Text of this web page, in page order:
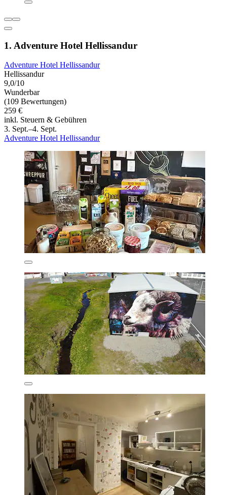
1. Adventure Hotel Hellissandur
Adventure Hotel Hellissandur
Hellissandur
9,0/10
Wunderbar
(109 Bewertungen)
259 €
inkl. Steuern & Gebühren
3. Sept.–4. Sept.
Adventure Hotel Hellissandur